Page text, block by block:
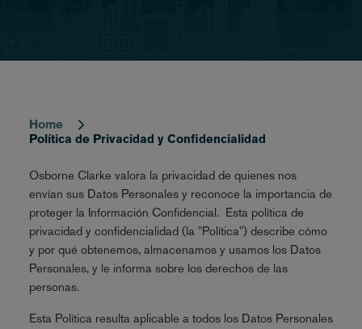
Breadcrumb
Home
Política de Privacidad y Confidencialidad
Osborne Clarke valora la privacidad de quienes nos
envían sus Datos Personales y reconoce la importancia de
proteger la Información Confidencial. Esta política de
privacidad y confidencialidad (la "Política") describe cómo
y por qué obtenemos, almacenamos y usamos los Datos
Personales, y le informa sobre los derechos de las
personas.
Esta Política resulta aplicable a todos los Datos Personales